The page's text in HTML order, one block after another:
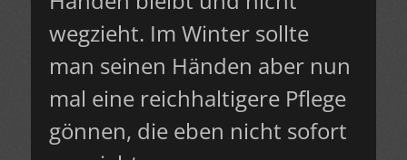
wegzieht. Im Winter sollte
man seinen Händen aber nun
mal eine reichhaltigere Pflege
gönnen, die eben nicht sofort